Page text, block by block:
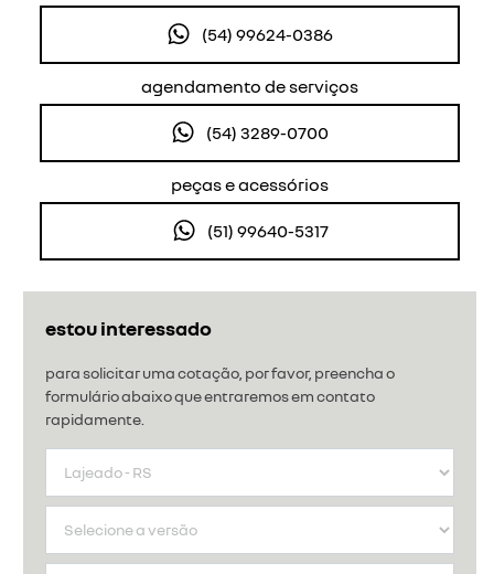
estou interessado
para solicitar uma cotação, por favor, preencha o
formulário abaixo que entraremos em contato
rapidamente.
(54) 99624-0386
agendamento de serviços
(54) 3289-0700
peças e acessórios
(51) 99640-5317